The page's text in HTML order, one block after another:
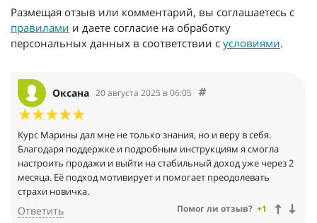
Размещая отзыв или комментарий, вы соглашаетесь с
правилами и даете согласие на обработку
персональных данных в соответствии с условиями.
Оксана 20 августа 2025 в 06:05
Курс Марины дал мне не только знания, но и веру в себя.
Благодаря поддержке и подробным инструкциям я смогла
настроить продажи и выйти на стабильный доход уже через 2
месяца. Её подход мотивирует и помогает преодолевать
страхи новичка.
Ответить Помог ли отзыв? +1